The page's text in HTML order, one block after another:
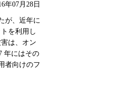
年07月28日
が、近年に
を利用し
は、オン
年にはその
者向けのフ